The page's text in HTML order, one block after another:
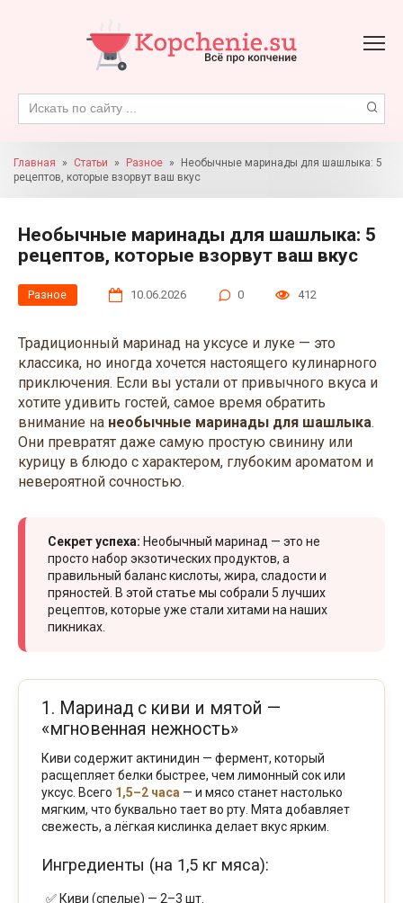
Главная » Статьи » Разное »
Необычные маринады для шашлыка: 5
рецептов, которые взорвут ваш вкус
Необычные маринады для шашлыка: 5
рецептов, которые взорвут ваш вкус
Разное 10.06.2026 0 412
Традиционный маринад на уксусе и луке — это
классика, но иногда хочется настоящего кулинарного
приключения. Если вы устали от привычного вкуса и
хотите удивить гостей, самое время обратить
внимание на необычные маринады для шашлыка.
Они превратят даже самую простую свинину или
курицу в блюдо с характером, глубоким ароматом и
невероятной сочностью.
Секрет успеха: Необычный маринад — это не
просто набор экзотических продуктов, а
правильный баланс кислоты, жира, сладости и
пряностей. В этой статье мы собрали 5 лучших
рецептов, которые уже стали хитами на наших
пикниках.
1. Маринад с киви и мятой —
«мгновенная нежность»
Киви содержит актинидин — фермент, который
расщепляет белки быстрее, чем лимонный сок или
уксус. Всего 1,5–2 часа — и мясо станет настолько
мягким, что буквально тает во рту. Мята добавляет
свежесть, а лёгкая кислинка делает вкус ярким.
Ингредиенты (на 1,5 кг мяса):
Киви (спелые) — 2–3 шт.